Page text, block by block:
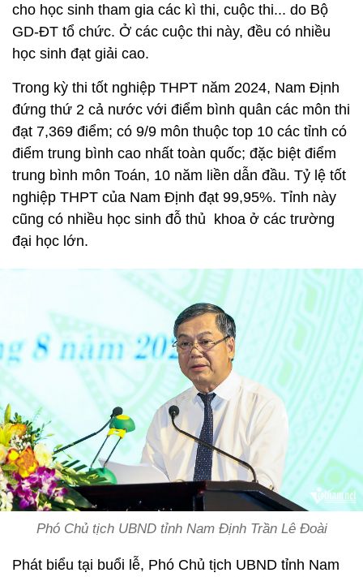
cho học sinh tham gia các kì thi, cuộc thi... do Bộ
GD-ĐT tổ chức. Ở các cuộc thi này, đều có nhiều
học sinh đạt giải cao.
Trong kỳ thi tốt nghiệp THPT năm 2024, Nam Định
đứng thứ 2 cả nước với điểm bình quân các môn thi
đạt 7,369 điểm; có 9/9 môn thuộc top 10 các tỉnh có
điểm trung bình cao nhất toàn quốc; đặc biệt điểm
trung bình môn Toán, 10 năm liền dẫn đầu. Tỷ lệ tốt
nghiệp THPT của Nam Định đạt 99,95%. Tỉnh này
cũng có nhiều học sinh đỗ thủ khoa ở các trường
đại học lớn.
Phó Chủ tịch UBND tỉnh Nam Định Trần Lê Đoài
Phát biểu tại buổi lễ, Phó Chủ tịch UBND tỉnh Nam